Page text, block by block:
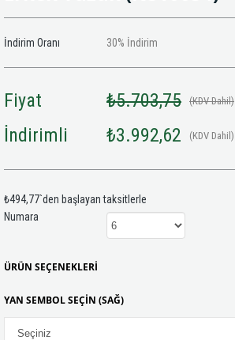
İndirim Oranı %
30 İndirim
Fiyat ₺5.703,75 (KDV Dahil)
İndirimli ₺3.992,62 (KDV Dahil)
₺494,77`den başlayan taksitlerle
Numara
ÜRÜN SEÇENEKLERİ
YAN SEMBOL SEÇİN (SAĞ)